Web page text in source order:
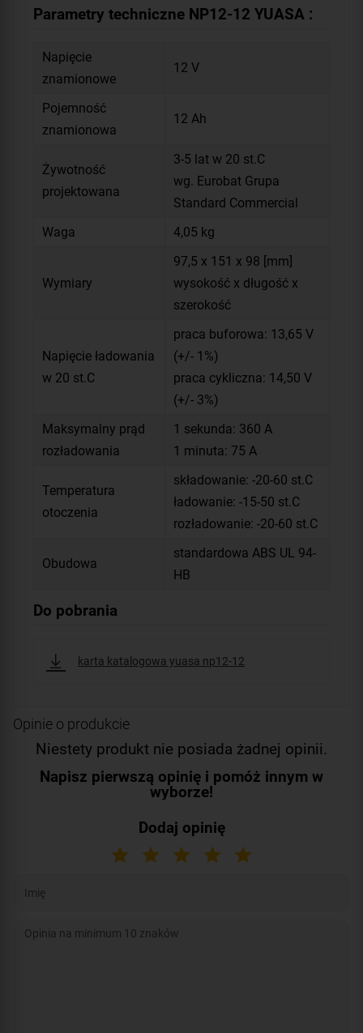
Parametry techniczne NP12-12 YUASA :
Napięcie
znamionowe
12 V
Pojemność
znamionowa
12 Ah
Żywotność
projektowana
3-5 lat w 20 st.C
wg. Eurobat Grupa
Standard Commercial
Waga
4,05 kg
Wymiary
97,5 x 151 x 98 [mm]
wysokość x długość x
szerokość
Napięcie ładowania
w 20 st.C
praca buforowa: 13,65 V
(+/- 1%)
praca cykliczna: 14,50 V
(+/- 3%)
Maksymalny prąd
rozładowania
1 sekunda: 360 A
1 minuta: 75 A
Temperatura
otoczenia
składowanie: -20-60 st.C
ładowanie: -15-50 st.C
rozładowanie: -20-60 st.C
Obudowa
standardowa ABS UL 94-
HB
Do pobrania
karta katalogowa yuasa np12-12
Opinie o produkcie
Niestety produkt nie posiada żadnej opinii.
Napisz pierwszą opinię i pomóż innym w
wyborze!
Dodaj opinię